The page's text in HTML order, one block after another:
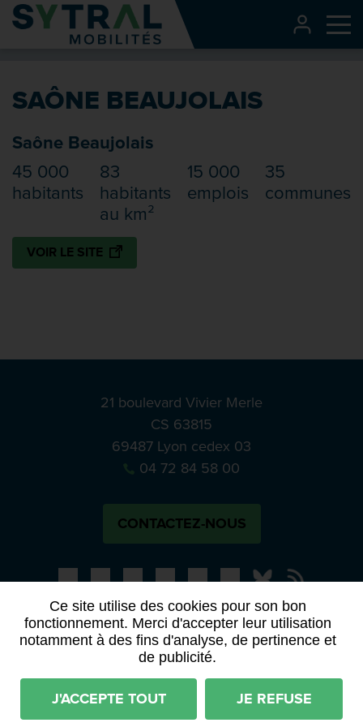
Ce site utilise des cookies pour son bon
fonctionnement. Merci d'accepter leur utilisation
notamment à des fins d'analyse, de pertinence et
de publicité.
J'ACCEPTE TOUT JE REFUSE
Contenu
Entête de page
Recherche
Pied de page
SAÔNE BEAUJOLAIS
Saône Beaujolais
45 000
habitants
83
habitants
au km²
15 000
emplois
35
communes
VOIR LE SITE
21 boulevard Vivier Merle
CS 63815
69487 Lyon cedex 03
04 72 84 58 00
CONTACTEZ-NOUS
BlueskyNotre
PRESSE
APPELS À MANIFESTATION D’INTÉRÊT
ACTES ET DÉLIBÉRATIONS
Mentions légales
Plan du site
Déclaration d'accessibilité (partiellement conforme)